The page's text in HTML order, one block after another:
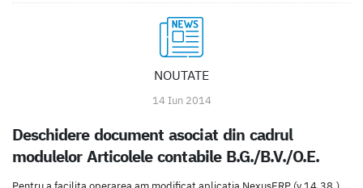
NOUTATE
14 Iun 2014
Deschidere document asociat din cadrul
modulelor Articolele contabile B.G./B.V./O.E.